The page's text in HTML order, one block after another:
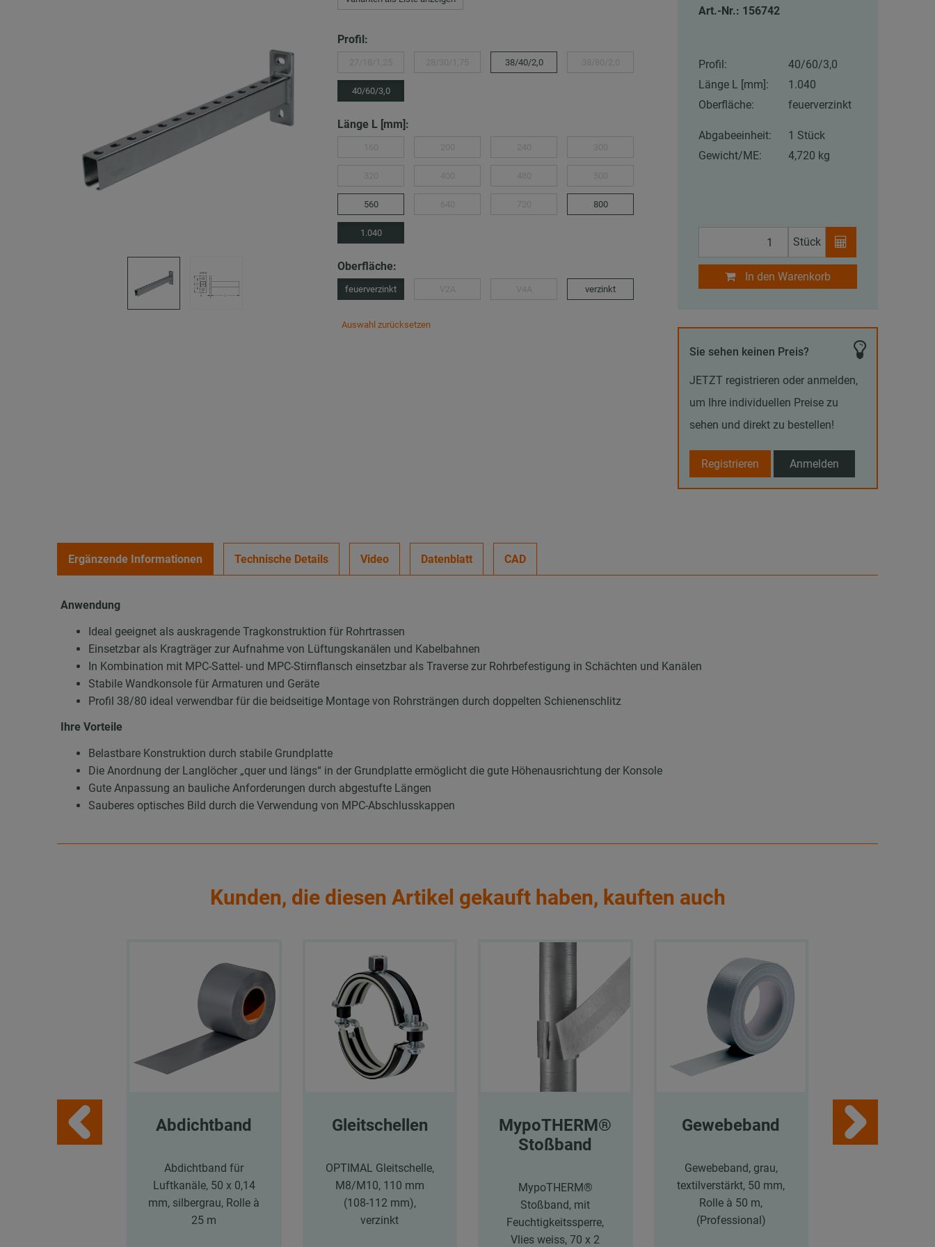
Profil:
38/40/2,0
40/60/3,0
Länge L [mm]:
560 800
1.040
Oberfläche:
feuerverzinkt verzinkt
Auswahl zurücksetzen
Art.-Nr.: 156742
Profil:
40/60/3,0
Länge L [mm]:
1.040
Oberfläche:
feuerverzinkt
Abgabeeinheit:
1 Stück
Gewicht/ME:
4,720 kg
Stück
In den Warenkorb
Sie sehen keinen Preis?
JETZT registrieren oder anmelden,
um Ihre individuellen Preise zu
sehen und direkt zu bestellen!
Registrieren Anmelden
Ergänzende Informationen Technische Details Video Datenblatt CAD
Anwendung
Ideal geeignet als auskragende Tragkonstruktion für Rohrtrassen
Einsetzbar als Kragträger zur Aufnahme von Lüftungskanälen und Kabelbahnen
In Kombination mit MPC-Sattel- und MPC-Stirnflansch einsetzbar als Traverse zur Rohrbefestigung in Schächten und Kanälen
Stabile Wandkonsole für Armaturen und Geräte
Profil 38/80 ideal verwendbar für die beidseitige Montage von Rohrsträngen durch doppelten Schienenschlitz
Ihre Vorteile
Belastbare Konstruktion durch stabile Grundplatte
Die Anordnung der Langlöcher „quer und längs“ in der Grundplatte ermöglicht die gute Höhenausrichtung der Konsole
Gute Anpassung an bauliche Anforderungen durch abgestufte Längen
Sauberes optisches Bild durch die Verwendung von MPC-Abschlusskappen
Kunden, die diesen Artikel gekauft haben, kauften auch
Abdichtband
Abdichtband für
Luftkanäle, 50 x 0,14
mm, silbergrau, Rolle à
25 m
Gleitschellen
OPTIMAL Gleitschelle,
M8/M10, 110 mm
(108-112 mm),
verzinkt
MypoTHERM®
Stoßband
MypoTHERM®
Stoßband, mit
Feuchtigkeitssperre,
Vlies weiss, 70 x 2
Gewebeband
Gewebeband, grau,
textilverstärkt, 50 mm,
Rolle à 50 m,
(Professional)
en MMS-